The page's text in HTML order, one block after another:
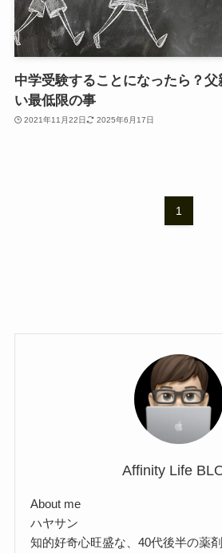
中学受験することになったら？
い最低限の事
2021年11月22日 2025年6月17日
1
Affinity Life
About me
ハヤサン
知的好奇心旺盛な、40代後半の薬剤